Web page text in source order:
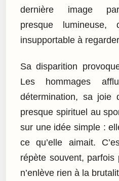
dernière image
presque lumineuse,
insupportable à
Sa disparition
Les hommages
détermination, sa joie
presque spirituel au
sur une idée simple :
ce qu’elle aimait.
répète souvent,
n’enlève rien à la